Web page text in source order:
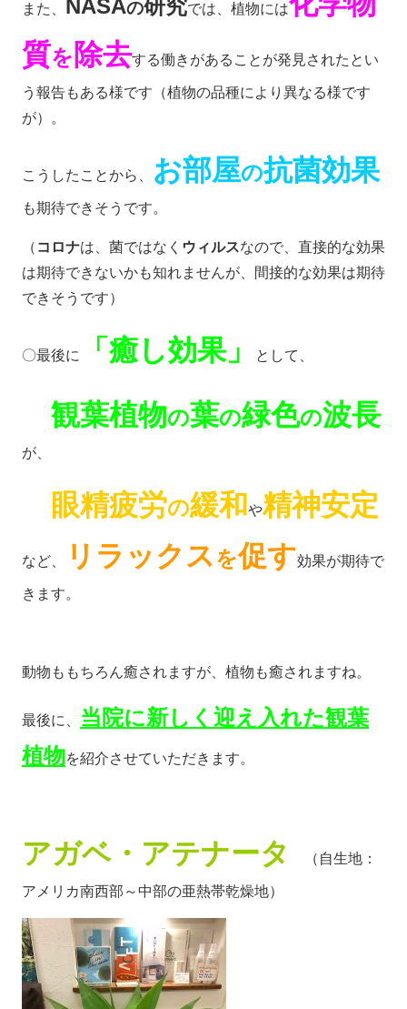
また、 NASAの研究では、植物には
質を 除去する働きがあることが発見されたとい
う報告もある様です（植物の品種により異なる様です
が）。
こうしたことから、 お部屋の抗菌効果
も期待できそうです。
（ コロナは、菌ではなく ウィルスなので、直接的な効果
は期待できないかも知れませんが、間接的な効果は期待
できそうです）
〇最後に 「癒し効果」 として、
観葉植物の葉の緑色の波長
が、
眼精疲労の緩和 や精神安定
など、 リラックスを促す効果が期待で
きます。
動物ももちろん癒されますが、植物も癒されますね。
最後に、
当院に新しく迎え入れた観葉
植物を紹介させていただきます。
アガベ・アテナータ （自生地：
アメリカ南西部～中部の亜熱帯乾燥地）